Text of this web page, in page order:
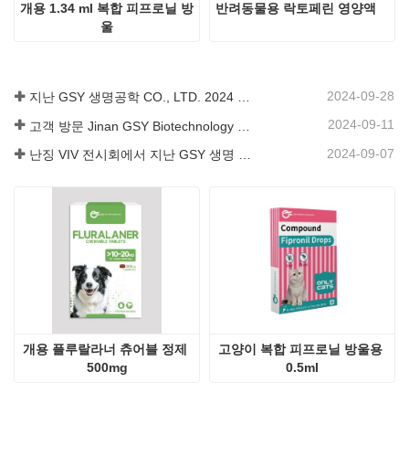
개용 1.34 ml 복합 피프로닐 방
울
반려동물용 락토페린 영양액
지난 GSY 생명공학 CO., LTD. 2024 파키스탄 국제 축산 전시회 IPEX 참가 2024-09-28
2024-09-11
2024-09-07
개용 플루랄라너 츄어블 정제
500mg
고양이 복합 피프로닐 방울용
0.5ml